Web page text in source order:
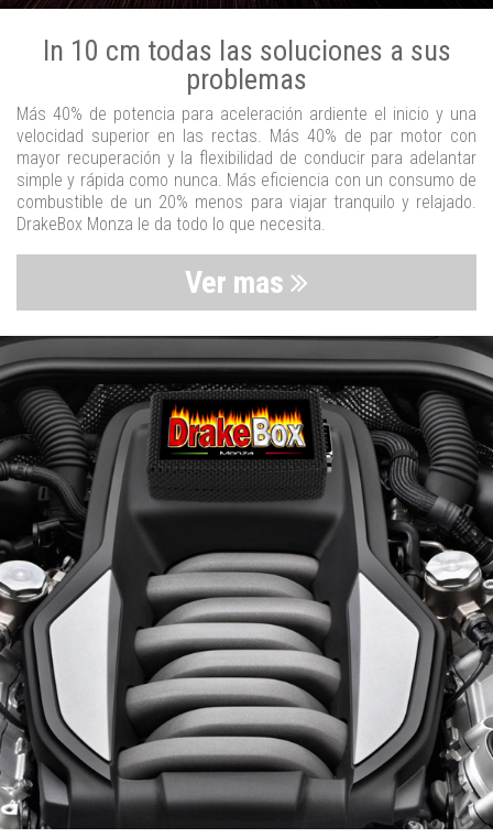
In 10 cm todas las soluciones a sus
problemas
Más 40% de potencia para aceleración ardiente el inicio y una
velocidad superior en las rectas. Más 40% de par motor con
mayor recuperación y la flexibilidad de conducir para adelantar
simple y rápida como nunca. Más eficiencia con un consumo de
combustible de un 20% menos para viajar tranquilo y relajado.
DrakeBox Monza le da todo lo que necesita.
Ver mas